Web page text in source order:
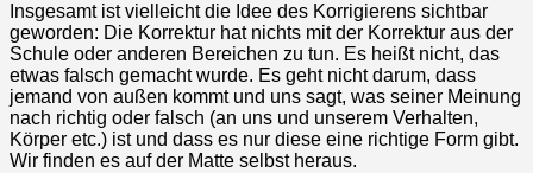
Insgesamt ist vielleicht die Idee des Korrigierens sichtbar
geworden: Die Korrektur hat nichts mit der Korrektur aus der
Schule oder anderen Bereichen zu tun. Es heißt nicht, das
etwas falsch gemacht wurde. Es geht nicht darum, dass
jemand von außen kommt und uns sagt, was seiner Meinung
nach richtig oder falsch (an uns und unserem Verhalten,
Körper etc.) ist und dass es nur diese eine richtige Form gibt.
Wir finden es auf der Matte selbst heraus.